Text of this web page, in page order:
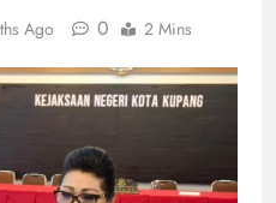
Ago 0 2 Mins